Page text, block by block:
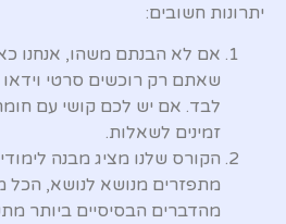
יתרונות חשובים:
אם לא הבנתם משהו, אנחנו
שאתם רק רוכשים סרטי
לבד. אם יש לכם קושי עם
זמינים לשאלות.
הקורס שלנו מציג מבנה
מתפזרים מנושא לנושא, הכל
מהדברים הבסיסיים ביותר